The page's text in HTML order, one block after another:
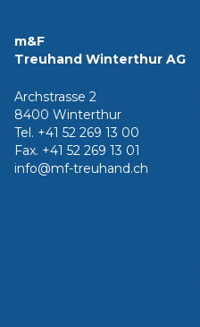
m&F
Treuhand Winterthur AG
Archstrasse 2
8400 Winterthur
Tel. +41 52 269 13 00
Fax. +41 52 269 13 01
info@mf-treuhand.ch